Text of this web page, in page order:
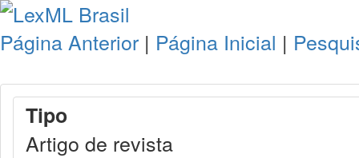
Página Anterior | Página Inicial |
Tipo
Artigo de revista